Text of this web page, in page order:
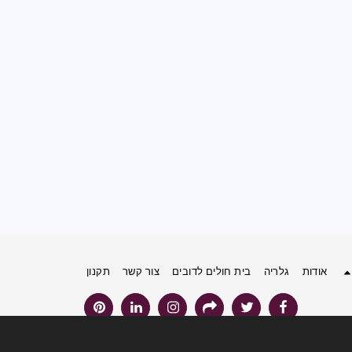
אודות גלריה בית חולים לדובים צור קשר תקנון